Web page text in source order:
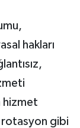
hakları
hizmet
rotasyon gibi